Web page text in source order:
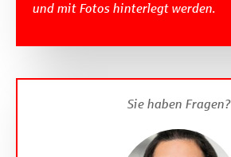
und mit Fotos hinterlegt werden.
Sie haben Fragen?